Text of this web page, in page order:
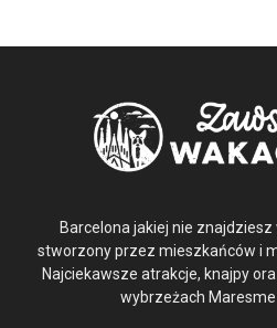
Barcelona jakiej nie
stworzony przez mieszkańców i
Najciekawsze atrakcje, knajpy
wybrzeżach Maresme